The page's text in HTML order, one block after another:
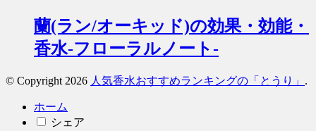
蘭(ラン/オーキッド)の効果・効能・
香水-フローラルノート-
© Copyright 2026 人気香水おすすめランキングの「とうり」 .
ホーム
シェア